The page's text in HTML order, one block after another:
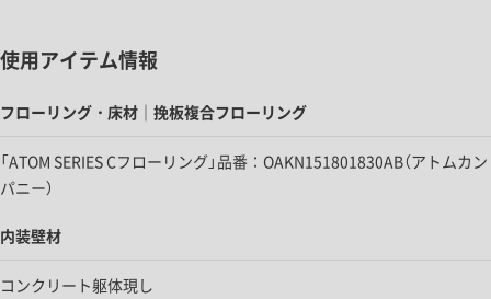
使用アイテム情報
フローリング・床材｜挽板複合フローリング
「ATOM SERIES Cフローリング」品番：OAKN151801830AB（アトムカン
パニー）
内装壁材
コンクリート躯体現し